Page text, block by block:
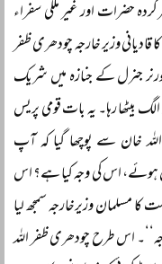
حضرات اور غیر ملکی سفراء
وزیر خارجہ چودھری ظفر
جنرل کے جنازہ میں شریک
بیٹھا رہا۔ یہ بات قومی پریس
خان سے پوچھا گیا کہ آپ
ہوئے، اس کی وجہ کیا ہے؟ اس
کا مسلمان وزیرخارجہ سمجھ لیا
اس طرح چودھری ظفر اللہ